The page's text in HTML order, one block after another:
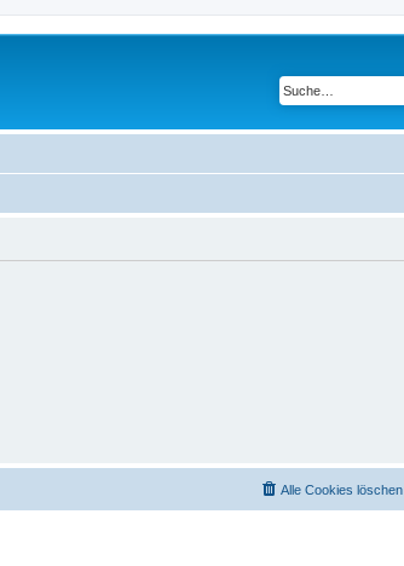
Alle Cookies löschen